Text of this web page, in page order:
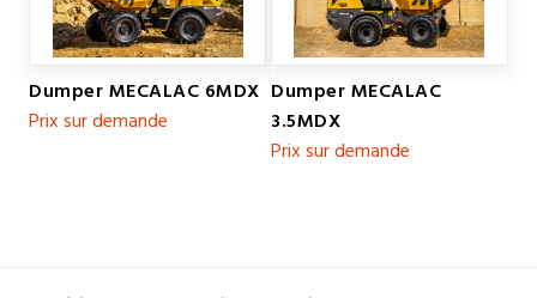
Dumper MECALAC 6MDX
Prix sur demande
Dumper MECALAC
3.5MDX
Prix sur demande